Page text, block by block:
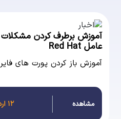
آموزش برطرف کردن مشکلات
عامل Red Hat
آموزش باز کردن پورت های
مشاهده ۱۲ اردیبهشت